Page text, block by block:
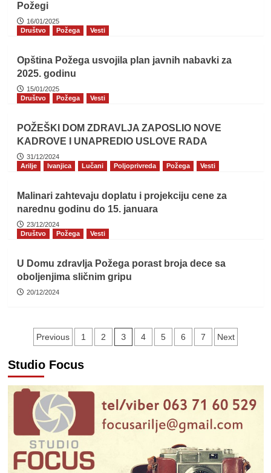
Požegi
16/01/2025
Društvo
Požega Vesti
Opština Požega usvojila plan javnih nabavki za
2025. godinu
15/01/2025
Društvo
Požega Vesti
POŽEŠKI DOM ZDRAVLJA ZAPOSLIO NOVE
KADROVE I UNAPREDIO USLOVE RADA
31/12/2024
Arilje
Ivanjica Lučani Poljoprivreda Požega Vesti
Malinari zahtevaju doplatu i projekciju cene za
narednu godinu do 15. januara
23/12/2024
Društvo
Požega Vesti
U Domu zdravlja Požega porast broja dece sa
oboljenjima sličnim gripu
20/12/2024
Пагинација
чланака
Previous 1 2 3 4 5 6 7 Next
Studio Focus